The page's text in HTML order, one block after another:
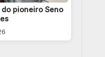
pioneiro Seno